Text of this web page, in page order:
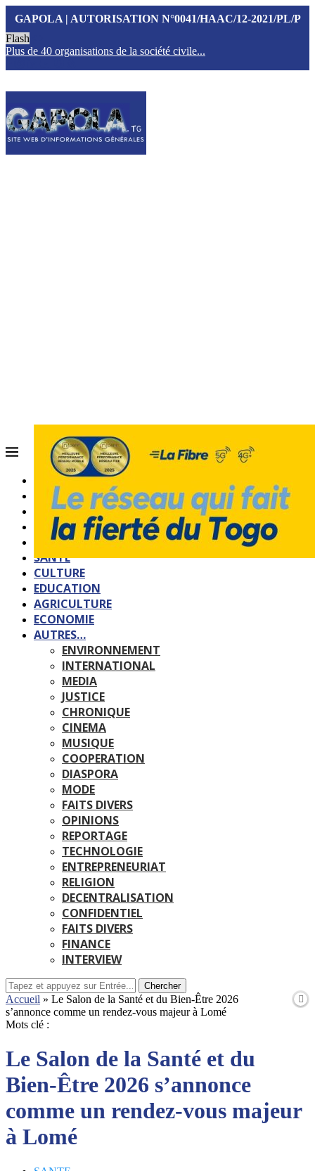
GAPOLA | AUTORISATION N°0041/HAAC/12-2021/PL/P
Flash
Plus de 40 organisations de la société civile...
ACCUEIL
QUI SOMMES-NOUS?
POLITIQUE
SOCIETE
SPORTS
SANTE
CULTURE
EDUCATION
AGRICULTURE
ECONOMIE
AUTRES…
ENVIRONNEMENT
INTERNATIONAL
MEDIA
JUSTICE
CHRONIQUE
CINEMA
MUSIQUE
COOPERATION
DIASPORA
MODE
FAITS DIVERS
OPINIONS
REPORTAGE
TECHNOLOGIE
ENTREPRENEURIAT
RELIGION
DECENTRALISATION
CONFIDENTIEL
FAITS DIVERS
FINANCE
INTERVIEW
Chercher
Accueil » Le Salon de la Santé et du Bien-Être 2026
s’annonce comme un rendez-vous majeur à Lomé
Mots clé :
Le Salon de la Santé et du
Bien-Être 2026 s’annonce
comme un rendez-vous majeur
à Lomé